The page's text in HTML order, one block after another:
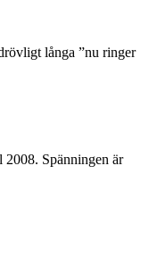
långa ”nu ringer
2008. Spänningen är